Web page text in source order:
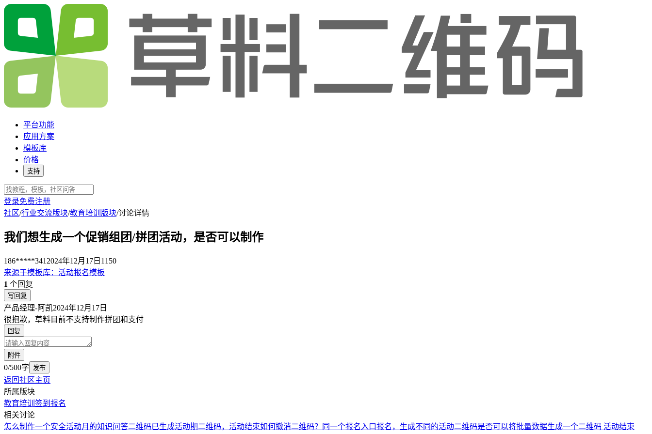
平台功能
应用方案
模板库
价格
支持
登录免费注册
社区/行业交流版块/教育培训版块/讨论详情
我们想生成一个促销组团/拼团活动，是否可以制作
186*****341 2024年12月17日 1150
来源于模板库： 活动报名模板
1 个回复
写回复
产品经理-阿凯2024年12月17日
很抱歉，草料目前不支持制作拼团和支付
回复
附件
0/500字 发布
返回社区主页
所属版块
教育培训 签到报名
相关讨论
怎么制作一个安全活动月的知识问答二维码已生成活动期二维码，活动结束如何撤消二维码？ 同一个报名入口报名，生成不同的活动二维码是否可以将批量数据生成一个二维码 活动结束